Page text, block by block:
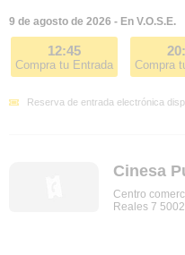
9 de agosto de 2026 - En V.O.S.E.
12:45
Compra tu Entrada Compra
Reserva de entrada electrónica
Cinesa
Centro
Reales 7